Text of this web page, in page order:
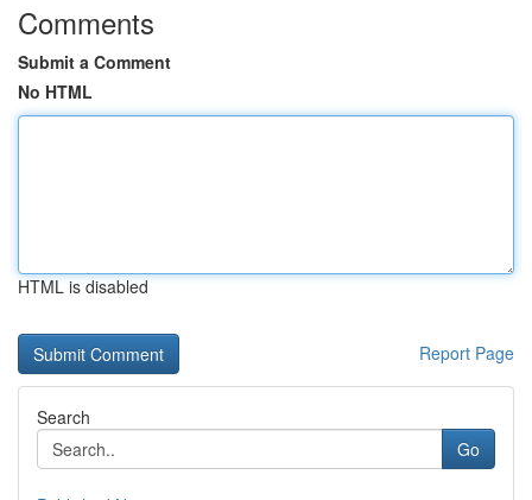
Comments
Submit a Comment
No HTML
HTML is disabled
Report Page
Search
Go